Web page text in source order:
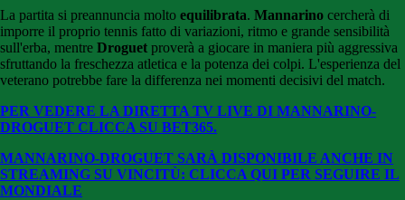
La partita si preannuncia molto equilibrata. Mannarino cercherà di
imporre il proprio tennis fatto di variazioni, ritmo e grande sensibilità
sull'erba, mentre Droguet proverà a giocare in maniera più aggressiva
sfruttando la freschezza atletica e la potenza dei colpi. L'esperienza del
veterano potrebbe fare la differenza nei momenti decisivi del match.
PER VEDERE LA DIRETTA TV LIVE DI MANNARINO-
DROGUET CLICCA SU BET365.
MANNARINO-DROGUET SARÀ DISPONIBILE ANCHE IN
STREAMING SU VINCITÙ: CLICCA QUI PER SEGUIRE IL
MONDIALE